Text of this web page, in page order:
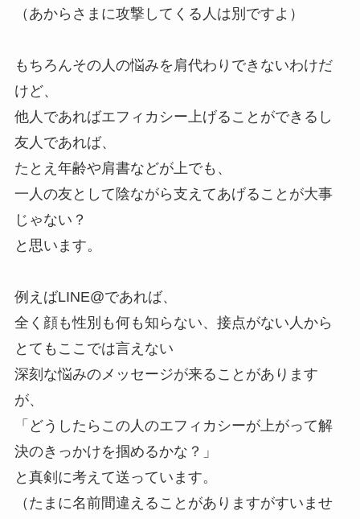
（あからさまに攻撃してくる人は別ですよ）
もちろんその人の悩みを肩代わりできないわけだ
けど、
他人であればエフィカシー上げることができるし
友人であれば、
たとえ年齢や肩書などが上でも、
一人の友として陰ながら支えてあげることが大事
じゃない？
と思います。
例えばLINE@であれば、
全く顔も性別も何も知らない、接点がない人から
とてもここでは言えない
深刻な悩みのメッセージが来ることがあります
が、
「どうしたらこの人のエフィカシーが上がって解
決のきっかけを掴めるかな？」
と真剣に考えて送っています。
（たまに名前間違えることがありますがすいませ